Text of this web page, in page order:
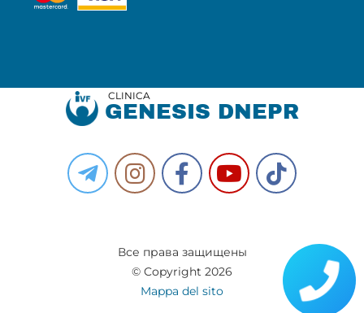
CLINICA
GENESIS DNEPR
Все права защищены
© Copyright 2026
Mappa del sito